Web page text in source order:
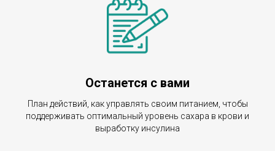
Останется с вами
План действий, как управлять своим питанием, чтобы
поддерживать оптимальный уровень сахара в крови и
выработку инсулина